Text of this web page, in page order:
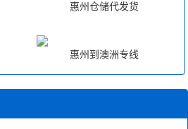
惠州仓储代发货
惠州到澳洲专线